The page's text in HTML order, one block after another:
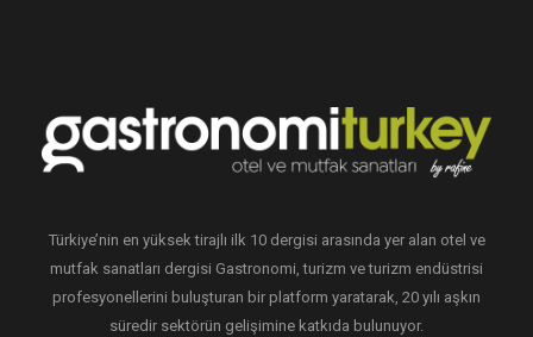
Türkiye’nin en yüksek tirajlı ilk 10 dergisi arasında yer alan otel ve
mutfak sanatları dergisi Gastronomi, turizm ve turizm endüstrisi
profesyonellerini buluşturan bir platform yaratarak, 20 yılı aşkın
süredir sektörün gelişimine katkıda bulunuyor.